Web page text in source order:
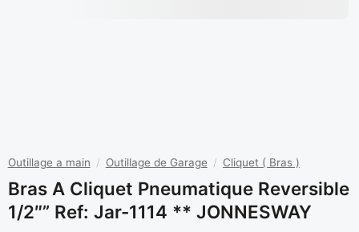
Outillage a main / Outillage de Garage / Cliquet ( Bras )
Bras A Cliquet Pneumatique Reversible
1/2″” Ref: Jar-1114 ** JONNESWAY